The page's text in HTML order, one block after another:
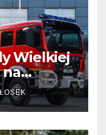
Wielkiej
na